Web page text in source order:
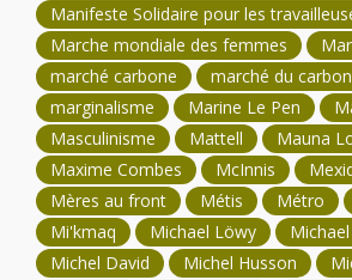
Manifeste Solidaire pour les
Marche mondiale des femmes
marché carbone
marché du
marginalisme
Marine Le Pen
Masculinisme
Mattell
Mauna
Maxime Combes
McInnis
Mères au front
Métis Métro
Mi'kmaq
Michael Löwy
Michel David
Michel Husson